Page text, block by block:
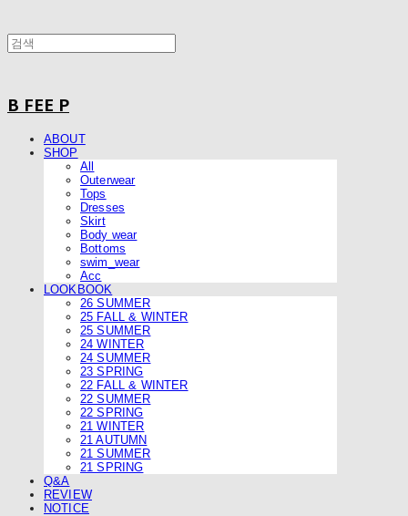
B FEE P
ABOUT
SHOP
All
Outerwear
Tops
Dresses
Skirt
Body wear
Bottoms
swim_wear
Acc
LOOKBOOK
26 SUMMER
25 FALL & WINTER
25 SUMMER
24 WINTER
24 SUMMER
23 SPRING
22 FALL & WINTER
22 SUMMER
22 SPRING
21 WINTER
21 AUTUMN
21 SUMMER
21 SPRING
Q&A
REVIEW
NOTICE